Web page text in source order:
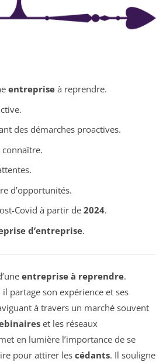
entrepriseà reprendre.
des démarches proactives.
d’opportunités.
Covid à partir de2024.
d’entreprise.
entreprise à reprendre.
il partage son expérience et ses
à travers un marché souvent
et les réseaux
en lumière l’importance de se
pour attirer les cédants. Il souligne